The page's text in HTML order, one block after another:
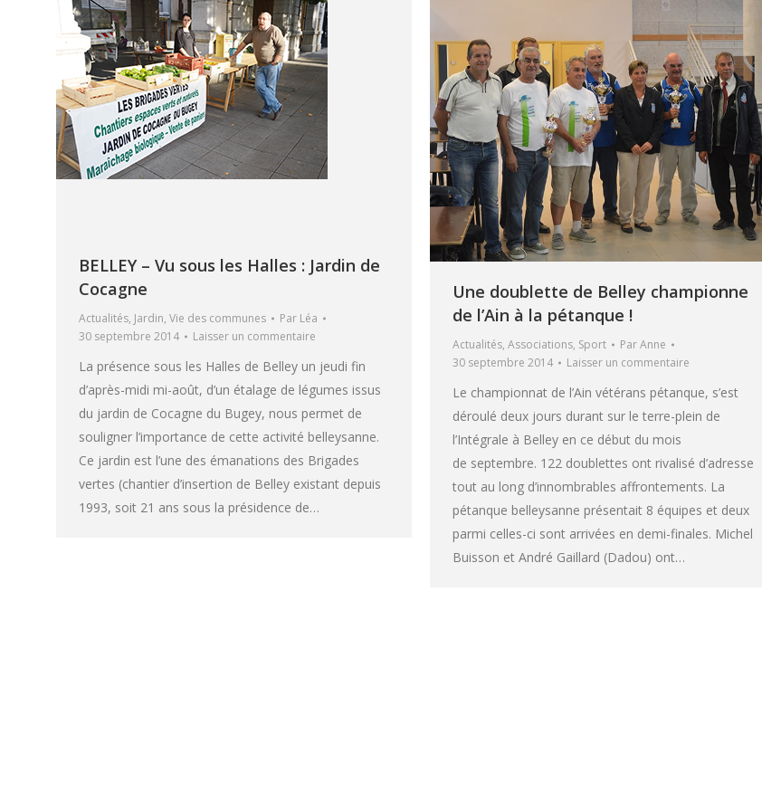
BELLEY – Vu sous les Halles : Jardin de
Cocagne
Actualités, Jardin, Vie des communes Par Léa
30 septembre 2014
Laisser un commentaire
La présence sous les Halles de Belley un jeudi fin
d’après-midi mi-août, d’un étalage de légumes issus
du jardin de Cocagne du Bugey, nous permet de
souligner l’importance de cette activité belleysanne.
Ce jardin est l’une des émanations des Brigades
vertes (chantier d’insertion de Belley existant depuis
1993, soit 21 ans sous la présidence de…
Une doublette de Belley championne
de l’Ain à la pétanque !
Actualités, Associations, Sport ParAnne
30 septembre 2014
Laisser un commentaire
Le championnat de l’Ain vétérans pétanque, s’est
déroulé deux jours durant sur le terre-plein de
l’Intégrale à Belley en ce début du mois
de septembre. 122 doublettes ont rivalisé d’adresse
tout au long d’innombrables affrontements. La
pétanque belleysanne présentait 8 équipes et deux
parmi celles-ci sont arrivées en demi-finales. Michel
Buisson et André Gaillard (Dadou) ont…